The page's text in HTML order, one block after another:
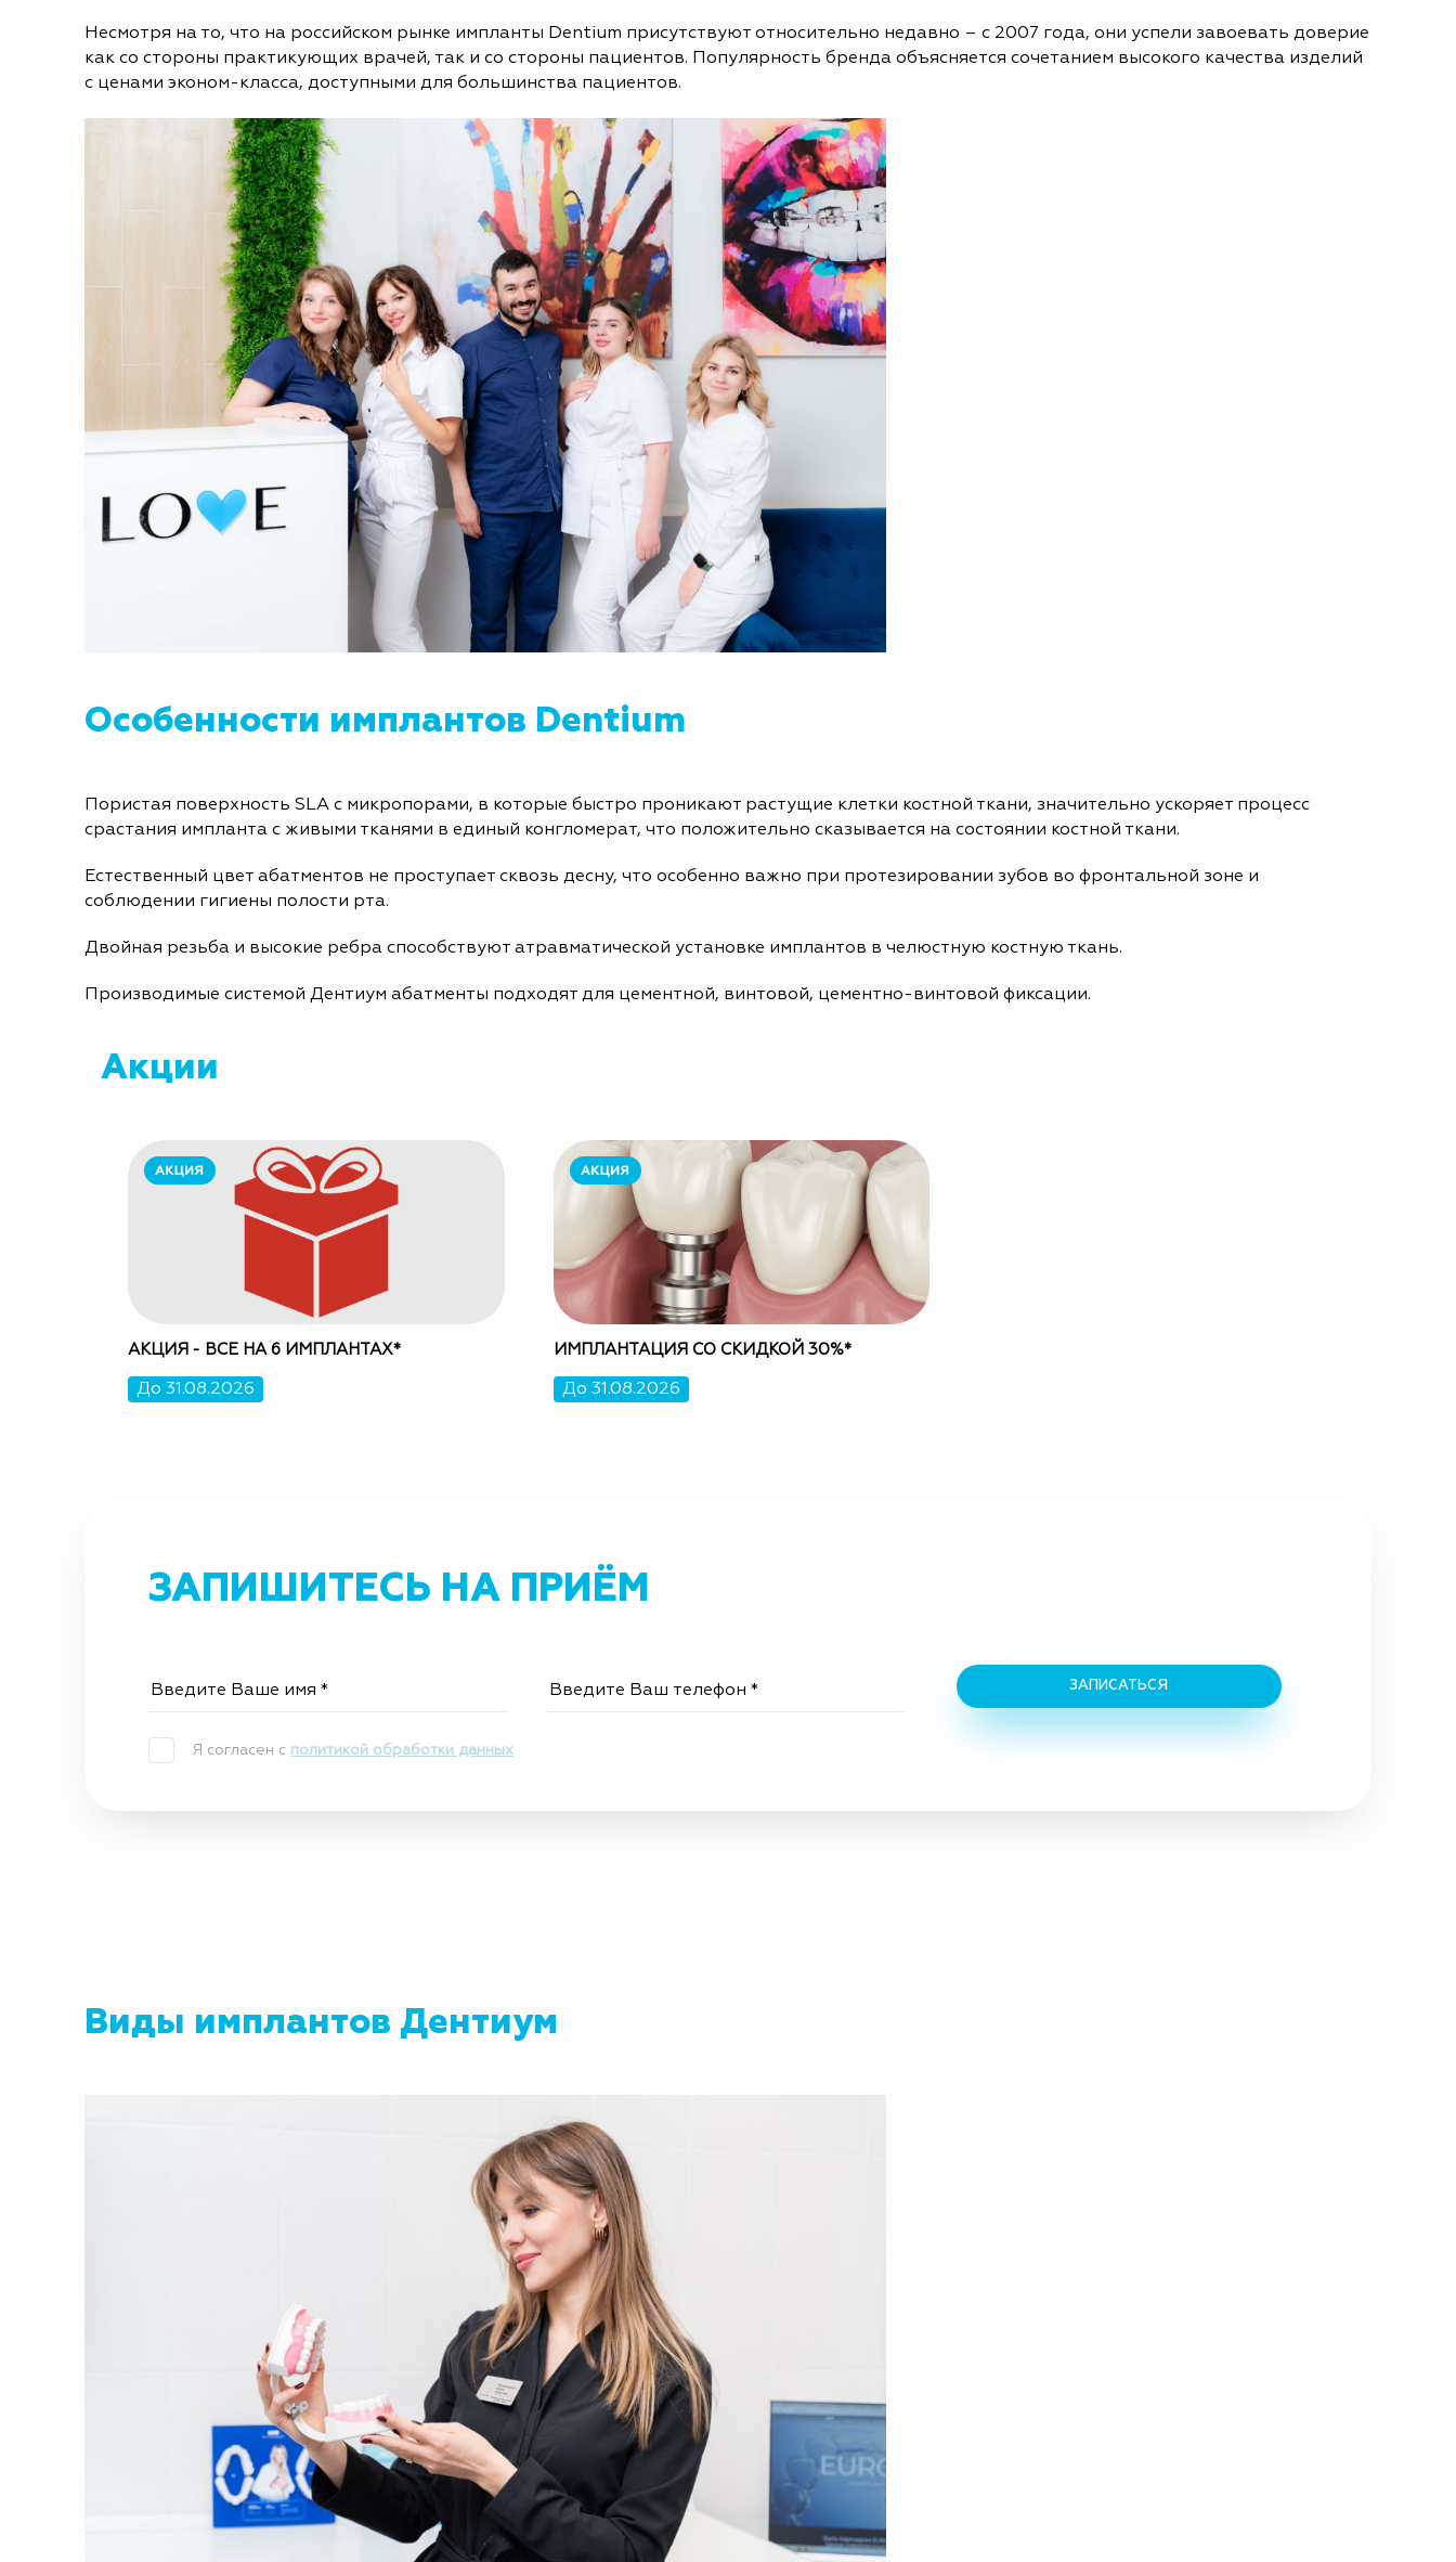
Несмотря на то, что на российском рынке импланты Dentium присутствуют относительно недавно – с 2007 года, они успели завоевать доверие
как со стороны практикующих врачей, так и со стороны пациентов. Популярность бренда объясняется сочетанием высокого качества изделий
с ценами эконом-класса, доступными для большинства пациентов.
Особенности имплантов Dentium
Пористая поверхность SLA с микропорами, в которые быстро проникают растущие клетки костной ткани, значительно ускоряет процесс
срастания импланта с живыми тканями в единый конгломерат, что положительно сказывается на состоянии костной ткани.
Естественный цвет абатментов не проступает сквозь десну, что особенно важно при протезировании зубов во фронтальной зоне и
соблюдении гигиены полости рта.
Двойная резьба и высокие ребра способствуют атравматической установке имплантов в челюстную костную ткань.
Производимые системой Дентиум абатменты подходят для цементной, винтовой, цементно-винтовой фиксации.
Акции
АКЦИЯ - ВСЕ НА 6 ИМПЛАНТАХ*
До 31.08.2026
ИМПЛАНТАЦИЯ СО СКИДКОЙ 30%*
До 31.08.2026
ЗАПИШИТЕСЬ НА ПРИЁМ
Я согласен с политикой обработки данных
ЗАПИСАТЬСЯ
Виды имплантов Дентиум